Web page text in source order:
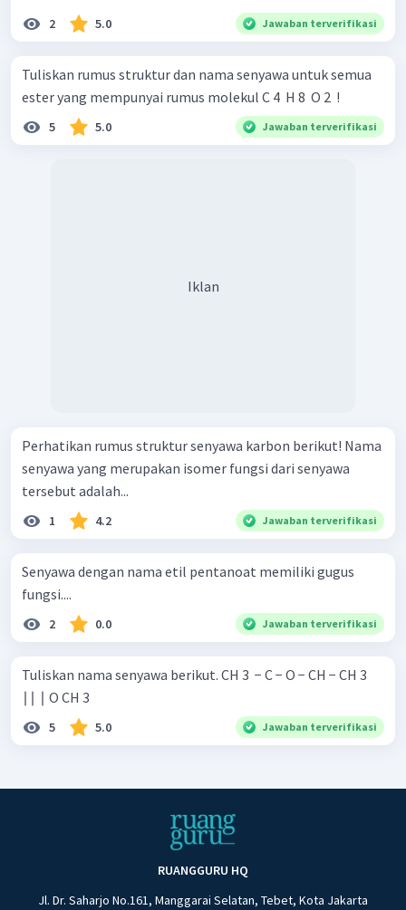
2 5.0 Jawaban terverifikasi
Tuliskan rumus struktur dan nama senyawa untuk semua
ester yang mempunyai rumus molekul C 4 ​ H 8 ​ O 2 ​ !
5 5.0 Jawaban terverifikasi
Iklan
Perhatikan rumus struktur senyawa karbon berikut! Nama
senyawa yang merupakan isomer fungsi dari senyawa
tersebut adalah...
1 4.2 Jawaban terverifikasi
Senyawa dengan nama etil pentanoat memiliki gugus
fungsi....
2 0.0 Jawaban terverifikasi
Tuliskan nama senyawa berikut. CH 3 ​ − C − O − CH − CH 3 ​
∣∣ ∣ O CH 3 ​
5 5.0 Jawaban terverifikasi
RUANGGURU HQ
Jl. Dr. Saharjo No.161, Manggarai Selatan, Tebet, Kota Jakarta